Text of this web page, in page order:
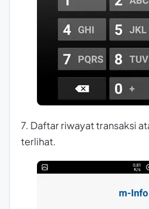
7. Daftar riwayat transaksi
terlihat.